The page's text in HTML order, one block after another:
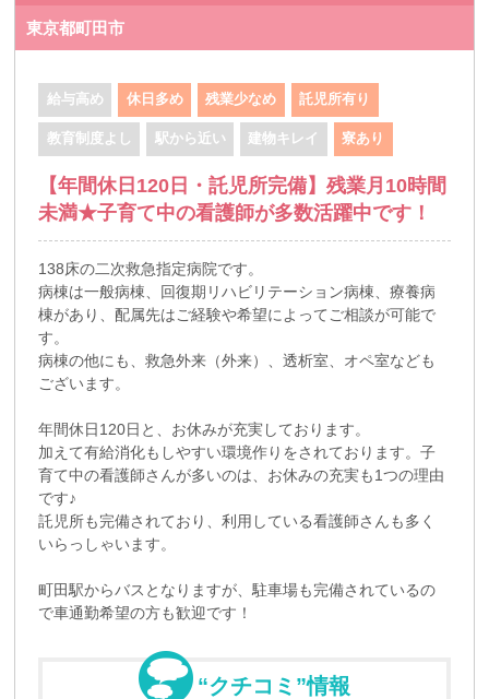
東京都町田市
給与高め 休日多め 残業少なめ 託児所有り
教育制度よし 駅から近い 建物キレイ 寮あり
【年間休日120日・託児所完備】残業月10時間
未満★子育て中の看護師が多数活躍中です！
138床の二次救急指定病院です。
病棟は一般病棟、回復期リハビリテーション病棟、療養病
棟があり、配属先はご経験や希望によってご相談が可能で
す。
病棟の他にも、救急外来（外来）、透析室、オペ室なども
ございます。
年間休日120日と、お休みが充実しております。
加えて有給消化もしやすい環境作りをされております。子
育て中の看護師さんが多いのは、お休みの充実も1つの理由
です♪
託児所も完備されており、利用している看護師さんも多く
いらっしゃいます。
町田駅からバスとなりますが、駐車場も完備されているの
で車通勤希望の方も歓迎です！
“クチコミ”情報